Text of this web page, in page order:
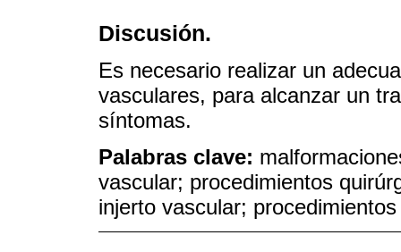
Discusión.
Es necesario realizar un
vasculares, para alcanzar un
síntomas.
Palabras clave:
vascular; procedimientos
injerto vascular;